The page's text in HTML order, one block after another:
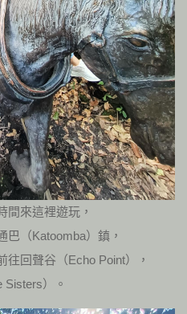
間來這裡遊玩，
巴（Katoomba）鎮，
回聲谷（Echo Point），
）。